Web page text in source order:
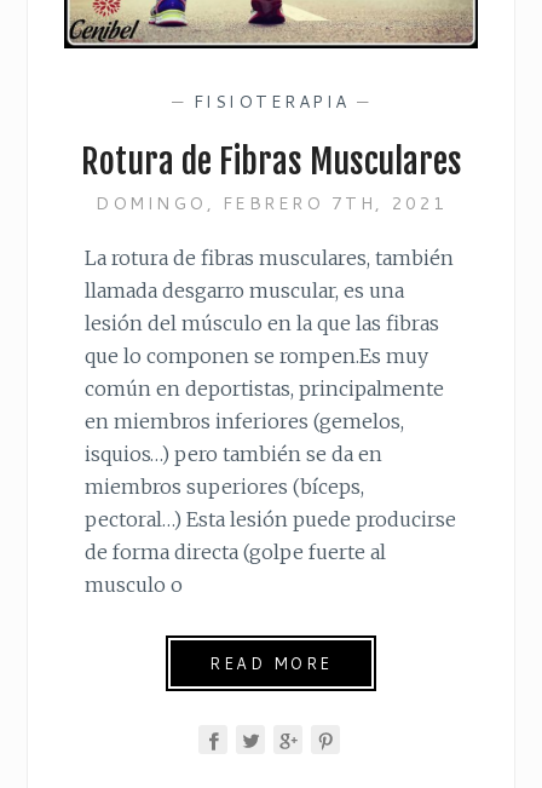
— FISIOTERAPIA —
Rotura de Fibras Musculares
DOMINGO, FEBRERO 7TH, 2021
La rotura de fibras musculares, también
llamada desgarro muscular, es una
lesión del músculo en la que las fibras
que lo componen se rompen.Es muy
común en deportistas, principalmente
en miembros inferiores (gemelos,
isquios…) pero también se da en
miembros superiores (bíceps,
pectoral…) Esta lesión puede producirse
de forma directa (golpe fuerte al
musculo o
READ MORE